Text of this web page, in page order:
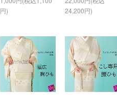
円)
24,200円)